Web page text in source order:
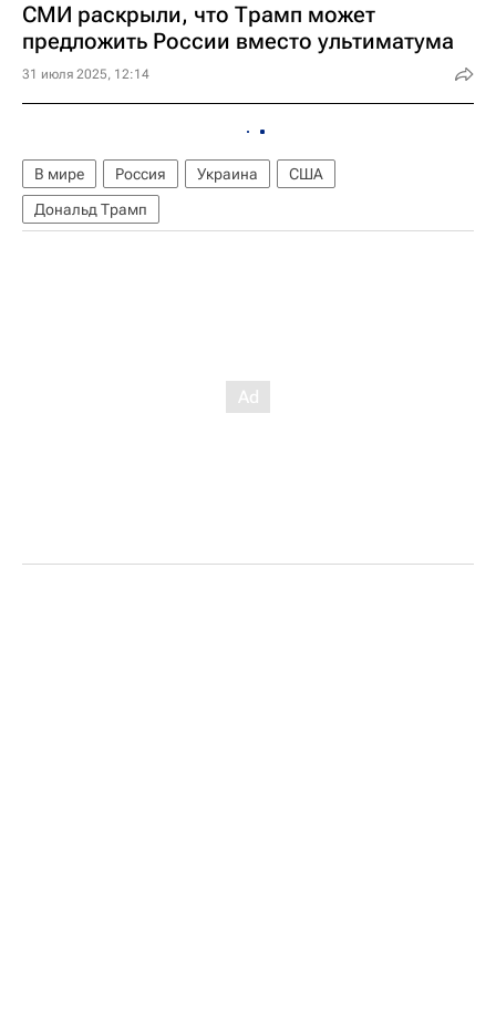
СМИ раскрыли, что Трамп может
предложить России вместо ультиматума
31 июля 2025, 12:14
В мире Россия Украина
США
Дональд Трамп